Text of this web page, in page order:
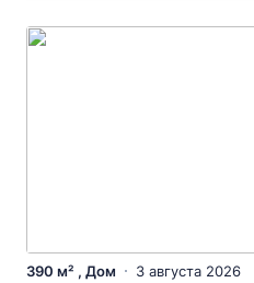
390 м² , Дом 3 августа 2026